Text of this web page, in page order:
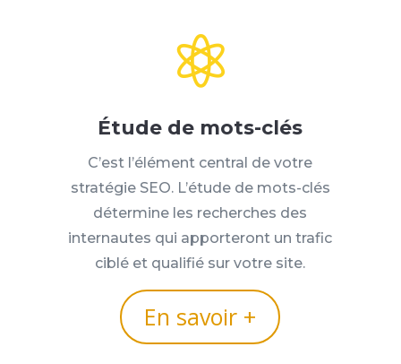

Étude de mots-clés
C’est l’élément central de votre
stratégie SEO. L’étude de mots-clés
détermine les recherches des
internautes qui apporteront un trafic
ciblé et qualifié sur votre site.
En savoir +